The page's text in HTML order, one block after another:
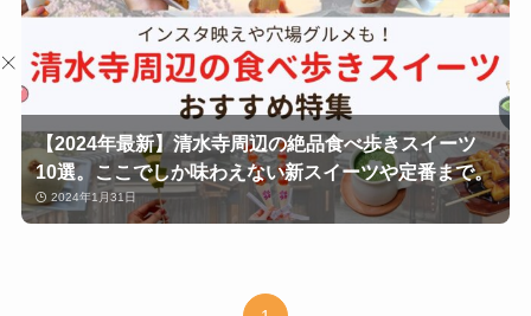
【2024年最新】清水寺周辺の絶品食べ歩きスイーツ
10選。ここでしか味わえない新スイーツや定番まで。
2024年1月31日